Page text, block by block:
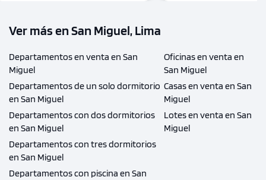
Ver más en San Miguel, Lima
Departamentos en venta en San
Miguel
Departamentos de un solo dormitorio
en San Miguel
Departamentos con dos dormitorios
en San Miguel
Departamentos con tres dormitorios
en San Miguel
Departamentos con piscina en San
Oficinas en venta en
San Miguel
Casas en venta en San
Miguel
Lotes en venta en San
Miguel